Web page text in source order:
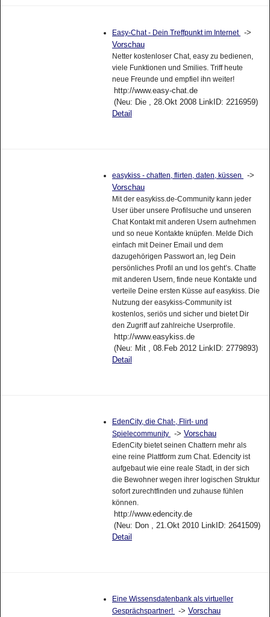
Easy-Chat - Dein Treffpunkt im Internet ->
Vorschau
Netter kostenloser Chat, easy zu bedienen,
viele Funktionen und Smilies. Triff heute
neue Freunde und empfiel ihn weiter!
http://www.easy-chat.de
(Neu: Die , 28.Okt 2008 LinkID: 2216959)
Detail
easykiss - chatten, flirten, daten, küssen
->
Vorschau
Mit der easykiss.de-Community kann jeder
User über unsere Profilsuche und unseren
Chat Kontakt mit anderen Usern aufnehmen
und so neue Kontakte knüpfen. Melde Dich
einfach mit Deiner Email und dem
dazugehörigen Passwort an, leg Dein
persönliches Profil an und los geht’s. Chatte
mit anderen Usern, finde neue Kontakte und
verteile Deine ersten Küsse auf easykiss. Die
Nutzung der easykiss-Community ist
kostenlos, seriös und sicher und bietet Dir
den Zugriff auf zahlreiche Userprofile.
http://www.easykiss.de
(Neu: Mit , 08.Feb 2012 LinkID: 2779893)
Detail
EdenCity, die Chat-, Flirt- und
Spielecommunity
-> Vorschau
EdenCity bietet seinen Chattern mehr als
eine reine Plattform zum Chat. Edencity ist
aufgebaut wie eine reale Stadt, in der sich
die Bewohner wegen ihrer logischen Struktur
sofort zurechtfinden und zuhause fühlen
können.
http://www.edencity.de
(Neu: Don , 21.Okt 2010 LinkID: 2641509)
Detail
Eine Wissensdatenbank als virtueller
Gesprächspartner!
-> Vorschau